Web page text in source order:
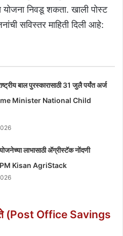
निवडू शकता. खाली पोस्ट
सविस्तर माहिती दिली आहे:
बाल पुरस्कारासाठी 31 जुलै पर्यंत अर्ज
Minister National Child
लाभासाठी ॲग्रीस्टॅक नोंदणी
PM Kisan AgriStack
(Post Office Savings